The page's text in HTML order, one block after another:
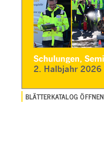
BLÄTTERKATALOG ÖFFNEN